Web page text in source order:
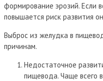
формирование эрозий. Если
повышается риск развития
Выброс из желудка в
причинам.
Недостаточное
пищевода. Чаще всего